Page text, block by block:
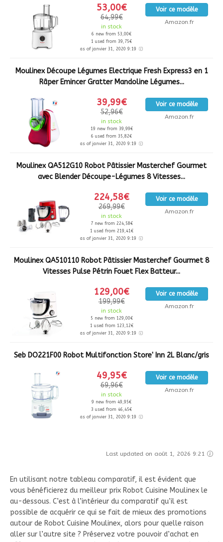
53,00€
64,99€
in stock
6 new from 53,00€
1 used from 39,75€
as of janvier 31, 2020 9:19
Voir ce modèle
Amazon.fr
Moulinex Découpe Légumes Electrique Fresh Express3 en 1
Râper Emincer Gratter Mandoline Légumes...
39,99€
52,96€
in stock
19 new from 39,99€
6 used from 35,82€
as of janvier 31, 2020 9:19
Voir ce modèle
Amazon.fr
Moulinex QA512G10 Robot Pâtissier Masterchef Gourmet
avec Blender Découpe-Légumes 8 Vitesses...
224,58€
269,99€
in stock
7 new from 224,58€
1 used from 219,41€
as of janvier 31, 2020 9:19
Voir ce modèle
Amazon.fr
Moulinex QA510110 Robot Pâtissier Masterchef Gourmet 8
Vitesses Pulse Pétrin Fouet Flex Batteur...
129,00€
199,99€
in stock
5 new from 129,00€
1 used from 123,12€
as of janvier 31, 2020 9:19
Voir ce modèle
Amazon.fr
Seb DO221F00 Robot Multifonction Store' Inn 2L Blanc/gris
49,95€
69,96€
in stock
9 new from 49,95€
3 used from 46,45€
as of janvier 31, 2020 9:19
Voir ce modèle
Amazon.fr
Last updated on août 1, 2026 9:21
En utilisant notre tableau comparatif, il est évident que
vous bénéficierez du meilleur prix Robot Cuisine Moulinex le
au-dessous. C’est à l’intérieur du comparatif qu’il est
possible de acquérir ce qui se fait de mieux des promotions
autour de Robot Cuisine Moulinex, alors pour quelle raison
aller sur l’autre site ? Préservez votre pouvoir d’achat en